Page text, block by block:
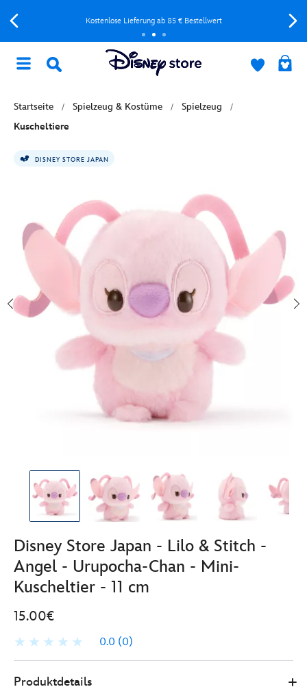
Kostenlose Lieferung ab 85 € Bestellwert
Startseite Spielzeug & Kostüme
Spielzeug
Kuscheltiere
DISNEY STORE JAPAN
Disney Store Japan - Lilo & Stitch -
Angel - Urupocha-Chan - Mini-
Kuscheltier - 11 cm
15.00€
0.0 (0)
15.00
Produktdetails